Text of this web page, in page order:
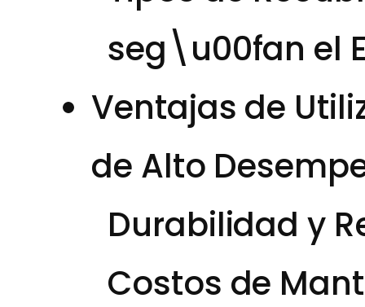
seg\u00fan el
Ventajas de
de Alto
Durabilidad y
Costos de